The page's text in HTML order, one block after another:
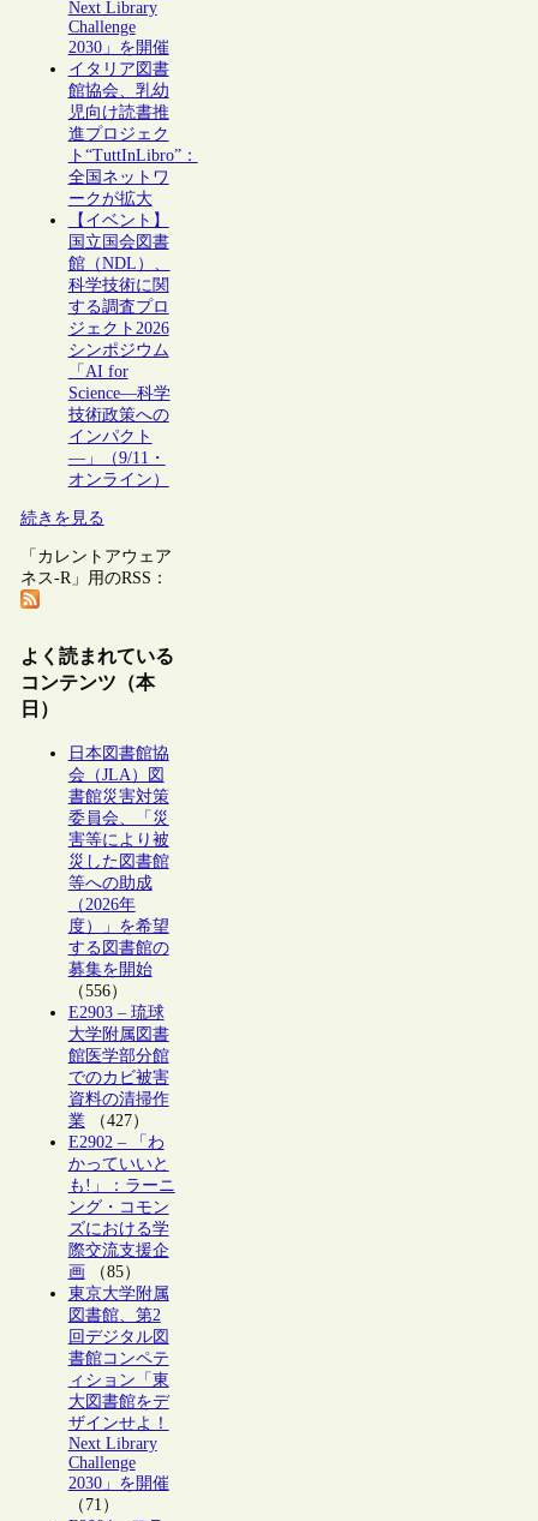
Next Library
Challenge
2030」を開催
イタリア図書
館協会、乳幼
児向け読書推
進プロジェク
ト“TuttInLibro”：
全国ネットワ
ークが拡大
【イベント】
国立国会図書
館（NDL）、
科学技術に関
する調査プロ
ジェクト2026
シンポジウム
「AI for
Science―科学
技術政策への
インパクト
―」（9/11・
オンライン）
続きを見る
「カレントアウェア
ネス-R」用のRSS：
よく読まれている
コンテンツ（本
日）
日本図書館協
会（JLA）図
書館災害対策
委員会、「災
害等により被
災した図書館
等への助成
（2026年
度）」を希望
する図書館の
募集を開始
（556）
E2903 – 琉球
大学附属図書
館医学部分館
でのカビ被害
資料の清掃作
業（427）
E2902 – 「わ
かっていいと
も!」：ラーニ
ング・コモン
ズにおける学
際交流支援企
画（85）
東京大学附属
図書館、第2
回デジタル図
書館コンペテ
ィション「東
大図書館をデ
ザインせよ！
Next Library
Challenge
2030」を開催
（71）